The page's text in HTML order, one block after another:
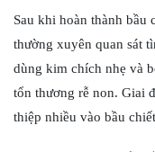
Sau khi hoàn thành bầu
thường xuyên quan sát
dùng kim chích nhẹ và
tổn thương rễ non. Giai
thiệp nhiều vào bầu